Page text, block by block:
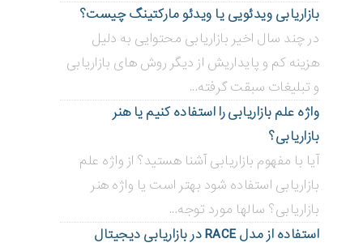
بازاریابی ویدئویی ‌یا ویدئو مارکتینگ چیست؟
در چند سال اخیر بازاریابی محتوایی به دلیل
هزینه کم و پایداریش از دیگر روش های بازاریابی
و تبلیغات سبقت گرفته...
واژه علم بازاریابی را استفاده کنیم یا هنر
بازاریابی؟
آیا با مفهوم بازاریابی آشنا هستید؟ از واژه علم
بازاریابی استفاده شود بهتر است یا واژه هنر
بازاریابی؟ سالها مورد توجه...
استفاده از مدل RACE در بازاریابی دیجیتال